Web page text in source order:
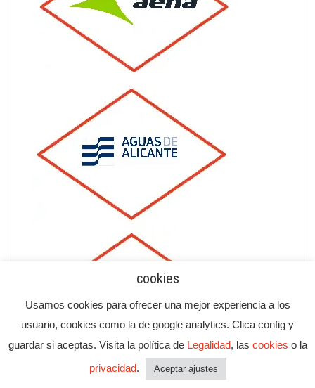
cookies
Usamos cookies para ofrecer una mejor experiencia a los
usuario, cookies como la de google analytics. Clica config y
guardar si aceptas. Visita la política de Legalidad, las cookies o la
privacidad. Aceptar ajustes